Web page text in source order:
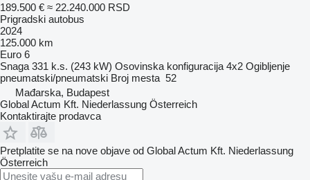
189.500 € ≈ 22.240.000 RSD
Prigradski autobus
2024
125.000 km
Euro 6
Snaga 331 k.s. (243 kW) Osovinska konfiguracija 4x2 Ogibljenje
pneumatski/pneumatski Broj mesta 52
Mađarska, Budapest
Global Actum Kft. Niederlassung Österreich
Kontaktirajte prodavca
Pretplatite se na nove objave od Global Actum Kft. Niederlassung
Österreich